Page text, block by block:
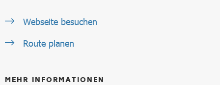
Webseite besuchen
Route planen
MEHR INFORMATIONEN